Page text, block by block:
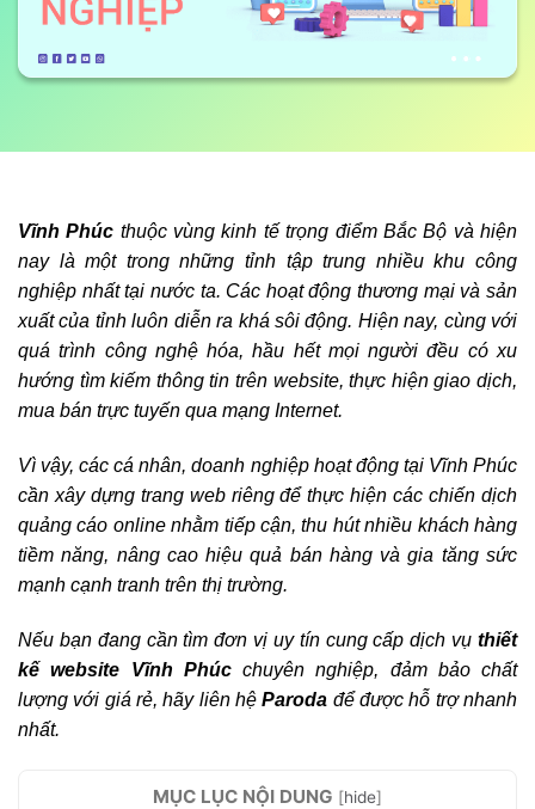
Vĩnh Phúc thuộc vùng kinh tế trọng điểm Bắc Bộ và hiện
nay là một trong những tỉnh tập trung nhiều khu công
nghiệp nhất tại nước ta. Các hoạt động thương mại và sản
xuất của tỉnh luôn diễn ra khá sôi động. Hiện nay, cùng với
quá trình công nghệ hóa, hầu hết mọi người đều có xu
hướng tìm kiếm thông tin trên website, thực hiện giao dịch,
mua bán trực tuyến qua mạng Internet.
Vì vậy, các cá nhân, doanh nghiệp hoạt động tại Vĩnh Phúc
cần xây dựng trang web riêng để thực hiện các chiến dịch
quảng cáo online nhằm tiếp cận, thu hút nhiều khách hàng
tiềm năng, nâng cao hiệu quả bán hàng và gia tăng sức
mạnh cạnh tranh trên thị trường.
Nếu bạn đang cần tìm đơn vị uy tín cung cấp dịch vụ thiết
kế website Vĩnh Phúcchuyên nghiệp, đảm bảo chất
lượng với giá rẻ, hãy liên hệParoda để được hỗ trợ nhanh
nhất.
MỤC LỤC NỘI DUNG [hide]